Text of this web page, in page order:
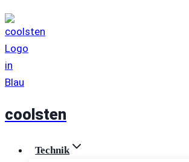
Zum
Inhalt
springen
coolsten
Technik